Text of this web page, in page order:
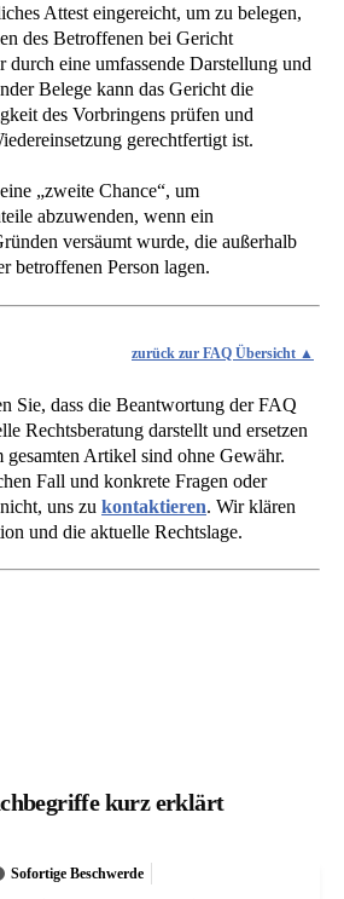
Attest eingereicht, um zu belegen,
des Betroffenen bei Gericht
durch eine umfassende Darstellung und
Belege kann das Gericht die
des Vorbringens prüfen und
gerechtfertigt ist.
„zweite Chance“, um
abzuwenden, wenn ein
versäumt wurde, die außerhalb
betroffenen Person lagen.
zurück zur FAQ Übersicht
Sie, dass die Beantwortung der FAQ
Rechtsberatung darstellt und ersetzen
Artikel sind ohne Gewähr.
Fall und konkrete Fragen oder
uns zu kontaktieren. Wir klären
und die aktuelle Rechtslage.
kurz erklärt
Sofortige Beschwerde